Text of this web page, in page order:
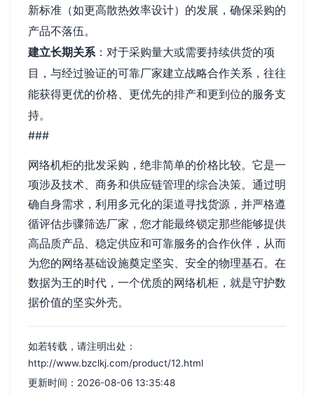
新标准（如更高散热效率设计）的发展，确保采购的
产品不落伍。
建立长期关系：对于采购量大或需要持续供货的项
目，与经过验证的可靠厂家建立战略合作关系，往往
能获得更优的价格、更优先的排产和更到位的服务支
持。
###
网络机柜的批发采购，绝非简单的价格比较。它是一
项涉及技术、商务和供应链管理的综合决策。通过明
确自身需求，利用多元化的渠道寻找货源，并严格遵
循评估步骤筛选厂家，您才能最终锁定那些能够提供
高品质产品、稳定供应和可靠服务的合作伙伴，从而
为您的网络基础设施奠定坚实、安全的物理基石。在
数据为王的时代，一个优质的网络机柜，就是守护数
据价值的坚实外壳。
如若转载，请注明出处：
http://www.bzclkj.com/product/12.html
更新时间：2026-08-06 13:35:48